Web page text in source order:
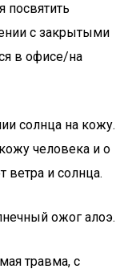
посвятить
с закрытыми
в офисе/на
солнца на кожу.
человека и о
ветра и солнца.
ожог алоэ.
травма, с